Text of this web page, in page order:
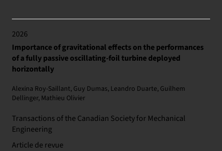
2026
Importance of gravitational effects on the performances
of a fully passive oscillating-foil turbine deployed
horizontally
Alexina Roy-Saillant, Guy Dumas, Leandro Duarte, Guilhem
Dellinger, Mathieu Olivier
Transactions of the Canadian Society for Mechanical
Engineering
Article de revue